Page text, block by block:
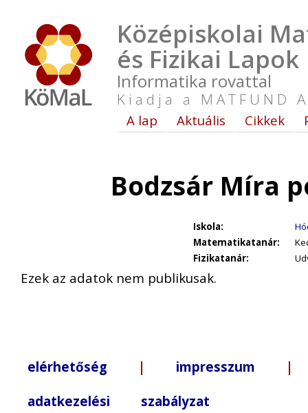
Középiskolai
és Fizikai Lapok
Informatika rovattal
Kiadja a MATFUND
A lap Aktuális Cikkek
Bodzsár Míra
Iskola:
Matematikatanár:
Fizikatanár:
Ezek az adatok nem publikusak.
elérhetőség | impresszum |
adatkezelési szabályzat